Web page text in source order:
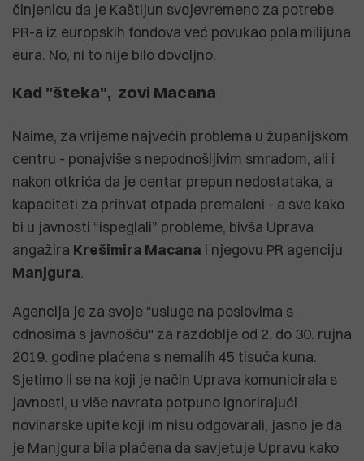
činjenicu da je Kaštijun svojevremeno za potrebe
PR-a iz europskih fondova već povukao pola milijuna
eura. No, ni to nije bilo dovoljno.
Kad "šteka", zovi Macana
Naime, za vrijeme najvećih problema u županijskom
centru - ponajviše s nepodnošljivim smradom, ali i
nakon otkrića da je centar prepun nedostataka, a
kapaciteti za prihvat otpada premaleni - a sve kako
bi u javnosti “ispeglali” probleme, bivša Uprava
angažira Krešimira Macana i njegovu PR agenciju
Manjgura.
Agencija je za svoje "usluge na poslovima s
odnosima s javnošću" za razdoblje od 2. do 30. rujna
2019. godine plaćena s nemalih 45 tisuća kuna.
Sjetimo li se na koji je način Uprava komunicirala s
javnosti, u više navrata potpuno ignorirajući
novinarske upite koji im nisu odgovarali, jasno je da
je Manjgura bila plaćena da savjetuje Upravu kako